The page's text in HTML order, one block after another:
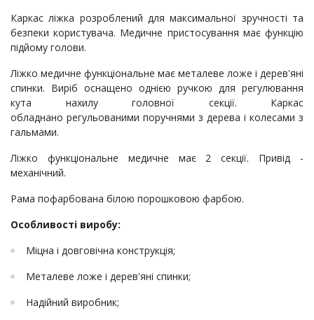
Каркас ліжка розроблений для максимальної зручності та
безпеки користувача. Медичне пристосування має функцію
підйому голови.
Ліжко медичне функціональне має металеве ложе і дерев'яні
спинки. Виріб оснащено однією ручкою для регулювання
кута нахилу головної секції. Каркас
обладнано регульованими поручнями з дерева і колесами з
гальмами.
Ліжко функціональне медичне має 2 секції. Привід -
механічний.
Рама пофарбована білою порошковою фарбою.
Особливості виробу:
Міцна і довговічна конструкція;
Металеве ложе і дерев'яні спинки;
Надійний виробник;